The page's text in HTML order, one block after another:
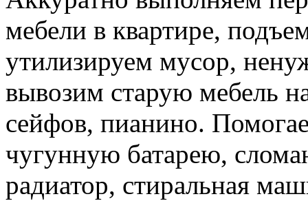
мебели в квартире,
утилизируем мусор,
вывозим старую мебель
сейфов, пианино.
чугунную батарею,
радиатор, стиральная